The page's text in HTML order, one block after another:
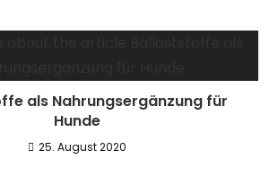
als Nahrungsergänzung für
Hunde
25. August 2020